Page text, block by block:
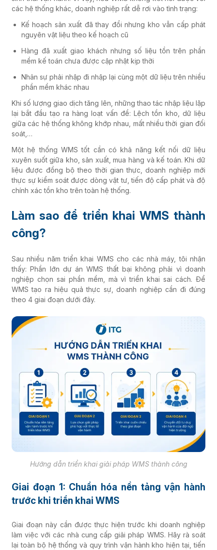
các hệ thống khác, doanh nghiệp rất dễ rơi vào tình trạng:
Kế hoạch sản xuất đã thay đổi nhưng kho vẫn cấp phát
nguyên vật liệu theo kế hoạch cũ
Hàng đã xuất giao khách nhưng số liệu tồn trên phần
mềm kế toán chưa được cập nhật kịp thời
Nhân sự phải nhập đi nhập lại cùng một dữ liệu trên nhiều
phần mềm khác nhau
Khi số lượng giao dịch tăng lên, những thao tác nhập liệu lặp
lại bắt đầu tạo ra hàng loạt vấn đề: Lệch tồn kho, dữ liệu
giữa các hệ thống không khớp nhau, mất nhiều thời gian đối
soát,…
Một hệ thống WMS tốt cần có khả năng kết nối dữ liệu
xuyên suốt giữa kho, sản xuất, mua hàng và kế toán. Khi dữ
liệu được đồng bộ theo thời gian thực, doanh nghiệp mới
thực sự kiểm soát được dòng vật tư, tiến độ cấp phát và độ
chính xác tồn kho trên toàn hệ thống.
Làm sao để triển khai WMS thành
công?
Sau nhiều năm triển khai WMS cho các nhà máy, tôi nhận
thấy: Phần lớn dự án WMS thất bại không phải vì doanh
nghiệp chọn sai phần mềm, mà vì triển khai sai cách. Để
WMS tạo ra hiệu quả thực sự, doanh nghiệp cần đi đúng
theo 4 giai đoạn dưới đây.
Hướng dẫn triển khai giải pháp WMS thành công
Giai đoạn 1: Chuẩn hóa nền tảng vận hành
trước khi triển khai WMS
Giai đoạn này cần được thực hiện trước khi doanh nghiệp
làm việc với các nhà cung cấp giải pháp WMS. Hãy rà soát
lại toàn bộ hệ thống và quy trình vận hành kho hiện tại, tiến